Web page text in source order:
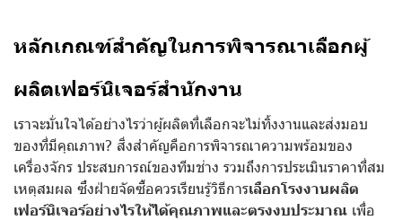
หลักเกณฑ์สำคัญในการพิจารณาเลือกผู้
ผลิตเฟอร์นิเจอร์สำนักงาน
เราจะมั่นใจได้อย่างไรว่าผู้ผลิตที่เลือกจะไม่ทิ้งงานและส่งมอบ
ของที่มีคุณภาพ? สิ่งสำคัญคือการพิจารณาความพร้อมของ
เครื่องจักร ประสบการณ์ของทีมช่าง รวมถึงการประเมินราคาที่สม
เหตุสมผล ซึ่งฝ่ายจัดซื้อควรเรียนรู้วิธีการเลือกโรงงานผลิต
เฟอร์นิเจอร์อย่างไรให้ได้คุณภาพและตรงงบประมาณ เพื่อ